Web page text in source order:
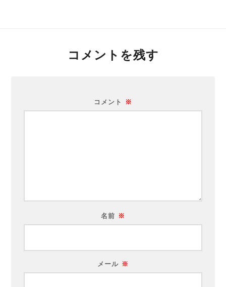
コメントを残す
コメント ※
名前 ※
メール ※